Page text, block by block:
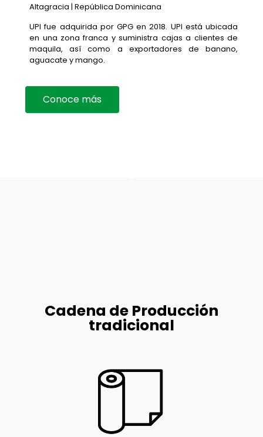
Altagracia | República Dominicana
UPI fue adquirida por GPG en 2018. UPI está ubicada
en una zona franca y suministra cajas a clientes de
maquila, así como a exportadores de banano,
aguacate y mango.
Conoce más
Cadena de Producción
tradicional